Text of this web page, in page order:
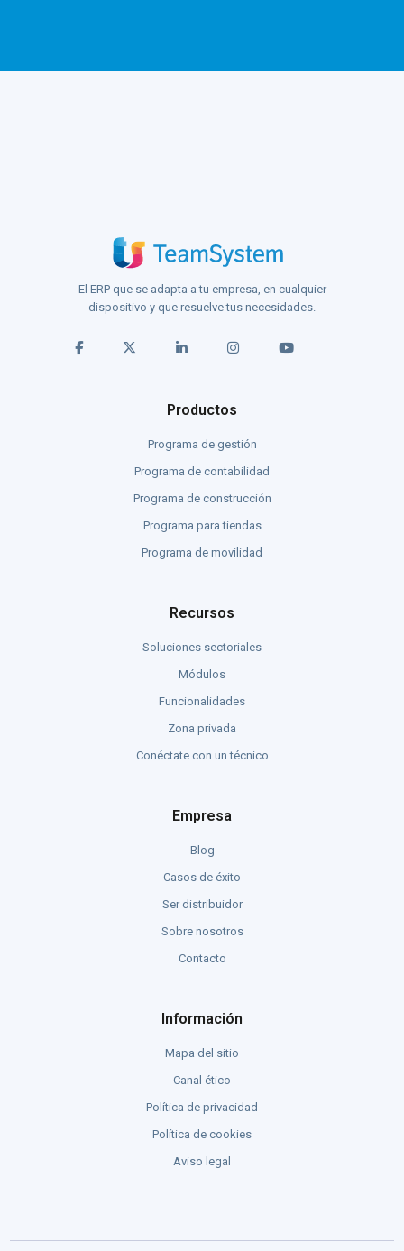
El ERP que se adapta a tu empresa, en cualquier
dispositivo y que resuelve tus necesidades.
Productos
Programa de gestión
Programa de contabilidad
Programa de construcción
Programa para tiendas
Programa de movilidad
Recursos
Soluciones sectoriales
Módulos
Funcionalidades
Zona privada
Conéctate con un técnico
Empresa
Blog
Casos de éxito
Ser distribuidor
Sobre nosotros
Contacto
Información
Mapa del sitio
Canal ético
Política de privacidad
Política de cookies
Aviso legal